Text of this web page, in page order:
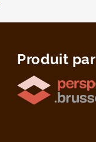
Produit par